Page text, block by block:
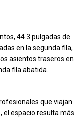
44.3 pulgadas de
en la segunda fila,
asientos traseros en
fila abatida.
que viajan
el espacio resulta más